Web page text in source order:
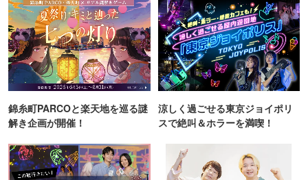
錦糸町PARCOと楽天地を巡る謎
解き企画が開催！
涼しく過ごせる東京ジョイポリ
スで絶叫＆ホラーを満喫！